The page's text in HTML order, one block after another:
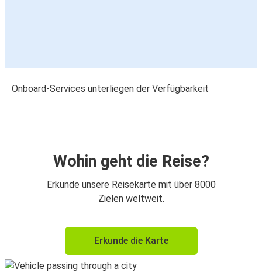
Onboard-Services unterliegen der Verfügbarkeit
Wohin geht die Reise?
Erkunde unsere Reisekarte mit über 8000
Zielen weltweit.
Erkunde die Karte